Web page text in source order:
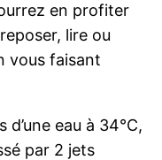
en profiter
lire ou
vous faisant
eau à 34°C,
par 2 jets